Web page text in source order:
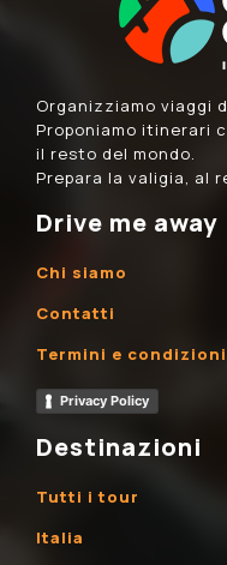
Organizziamo viaggi
Proponiamo itinerari
il resto del mondo.
Prepara la valigia, al
Drive me away
Chi siamo
Contatti
Termini e condizioni
Privacy Policy
Destinazioni
Tutti i tour
Italia